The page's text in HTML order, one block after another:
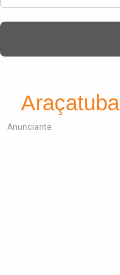
Araçatuba
Anunciante